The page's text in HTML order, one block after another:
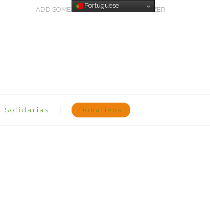
ADD SOME TEXT THROUGH CUSTOMIZER
Solidarias Donativos
Portuguese